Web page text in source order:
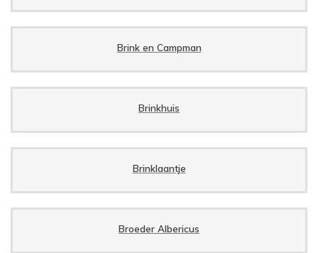
Brink en Campman
Brinkhuis
Brinklaantje
Broeder Albericus